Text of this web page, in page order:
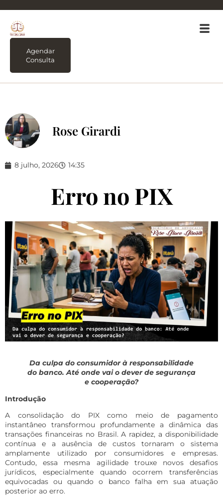
Agendar
Consulta
Rose Girardi
8 julho, 2026 14:35
Erro no PIX
Da culpa do consumidor à responsabilidade
do banco. Até onde vai o dever de segurança
e cooperação?
Introdução
A consolidação do PIX como meio de pagamento
instantâneo transformou profundamente a dinâmica das
transações financeiras no Brasil. A rapidez, a disponibilidade
contínua e a ausência de custos tornaram o sistema
amplamente utilizado por consumidores e empresas.
Contudo, essa mesma agilidade trouxe novos desafios
jurídicos, especialmente quando ocorrem transferências
equivocadas ou quando o banco falha em sua atuação
posterior ao erro.